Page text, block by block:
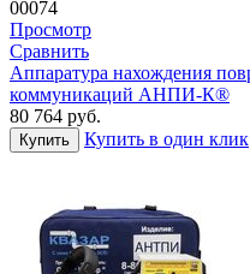
00074
Просмотр
Сравнить
Аппаратура нахождения
коммуникаций АНПИ-К®
80 764 руб.
Купить Купить в один клик